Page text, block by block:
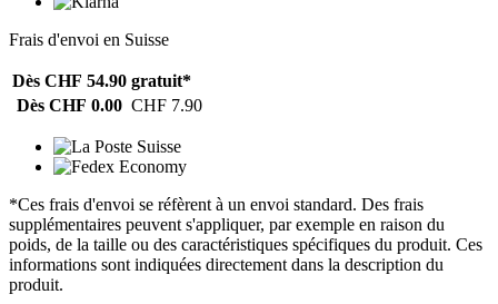
Frais d'envoi en Suisse
Dès CHF 54.90 gratuit*
Dès CHF 0.00 CHF 7.90
*Ces frais d'envoi se réfèrent à un envoi standard. Des frais
supplémentaires peuvent s'appliquer, par exemple en raison du
poids, de la taille ou des caractéristiques spécifiques du produit. Ces
informations sont indiquées directement dans la description du
produit.